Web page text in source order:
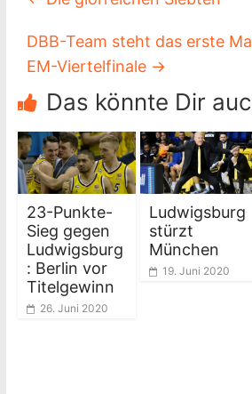
DBB-Team steht das erste
EM-Viertelfinale →
Das könnte Dir
23-Punkte-
Sieg gegen
Ludwigsburg
: Berlin vor
Titelgewinn
26. Juni 2020
Ludwigsburg
stürzt
München
19. Juni 2020